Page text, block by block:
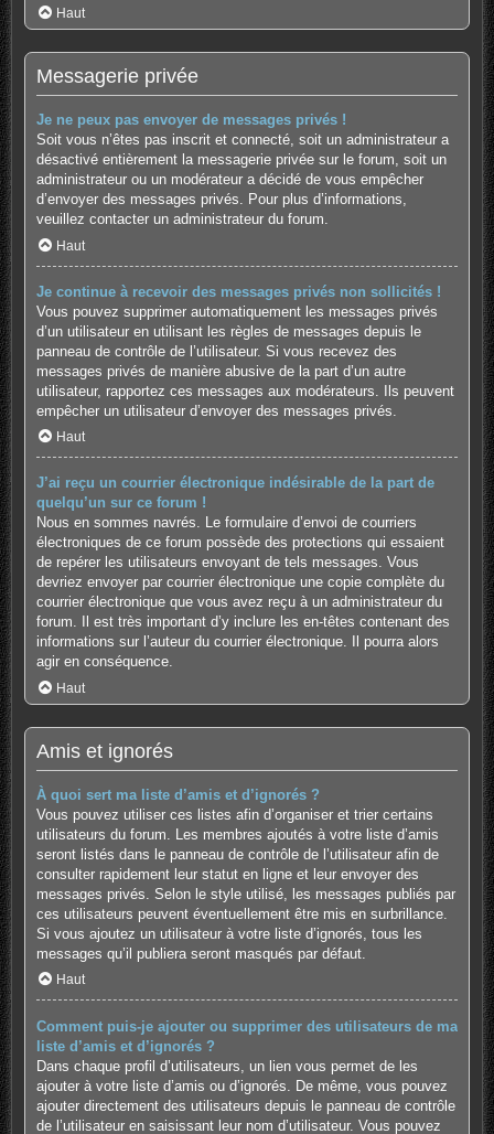
Haut
Messagerie privée
Je ne peux pas envoyer de messages privés !
Soit vous n’êtes pas inscrit et connecté, soit un administrateur a
désactivé entièrement la messagerie privée sur le forum, soit un
administrateur ou un modérateur a décidé de vous empêcher
d’envoyer des messages privés. Pour plus d’informations,
veuillez contacter un administrateur du forum.
Haut
Je continue à recevoir des messages privés non sollicités !
Vous pouvez supprimer automatiquement les messages privés
d’un utilisateur en utilisant les règles de messages depuis le
panneau de contrôle de l’utilisateur. Si vous recevez des
messages privés de manière abusive de la part d’un autre
utilisateur, rapportez ces messages aux modérateurs. Ils peuvent
empêcher un utilisateur d’envoyer des messages privés.
Haut
J’ai reçu un courrier électronique indésirable de la part de
quelqu’un sur ce forum !
Nous en sommes navrés. Le formulaire d’envoi de courriers
électroniques de ce forum possède des protections qui essaient
de repérer les utilisateurs envoyant de tels messages. Vous
devriez envoyer par courrier électronique une copie complète du
courrier électronique que vous avez reçu à un administrateur du
forum. Il est très important d’y inclure les en-têtes contenant des
informations sur l’auteur du courrier électronique. Il pourra alors
agir en conséquence.
Haut
Amis et ignorés
À quoi sert ma liste d’amis et d’ignorés ?
Vous pouvez utiliser ces listes afin d’organiser et trier certains
utilisateurs du forum. Les membres ajoutés à votre liste d’amis
seront listés dans le panneau de contrôle de l’utilisateur afin de
consulter rapidement leur statut en ligne et leur envoyer des
messages privés. Selon le style utilisé, les messages publiés par
ces utilisateurs peuvent éventuellement être mis en surbrillance.
Si vous ajoutez un utilisateur à votre liste d’ignorés, tous les
messages qu’il publiera seront masqués par défaut.
Haut
Comment puis-je ajouter ou supprimer des utilisateurs de ma
liste d’amis et d’ignorés ?
Dans chaque profil d’utilisateurs, un lien vous permet de les
ajouter à votre liste d’amis ou d’ignorés. De même, vous pouvez
ajouter directement des utilisateurs depuis le panneau de contrôle
de l’utilisateur en saisissant leur nom d’utilisateur. Vous pouvez